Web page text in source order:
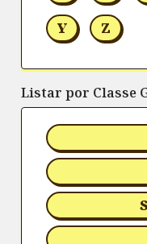
Y Z
Listar por Classe